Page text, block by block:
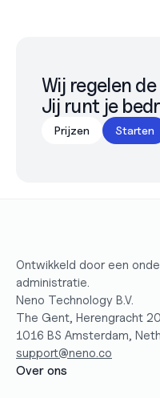
Wij regelen
Jij runt je
Prijzen Starten
Ontwikkeld door een
administratie.
Neno Technology B.V.
The Gent, Herengracht
1016 BS Amsterdam,
support@neno.co
Over ons